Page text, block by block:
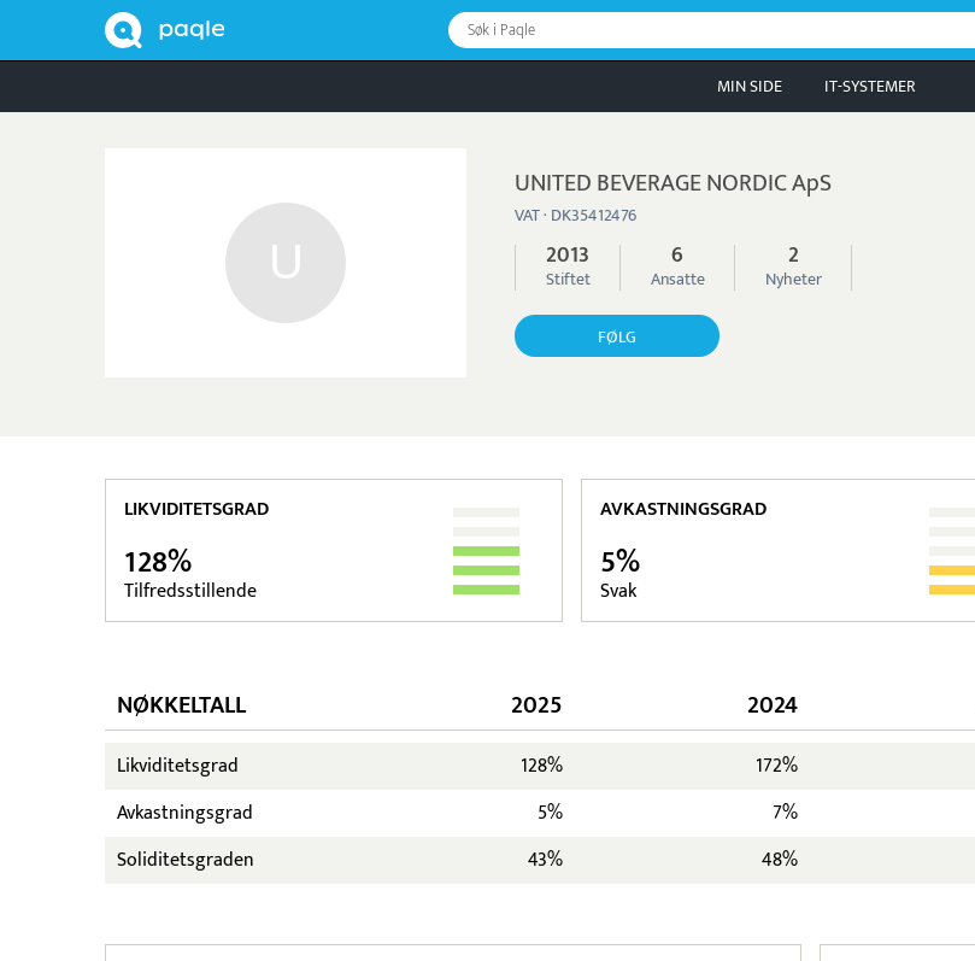
Søk i Paqle
MIN SIDE IT-SYSTEMER
UNITED BEVERAGE NORDIC ApS
VAT · DK35412476
2013
Stiftet
6
Ansatte
2
Nyheter
FØLG
LIKVIDITETSGRAD
128%
Tilfredsstillende
AVKASTNINGSGRAD
5%
Svak
NØKKELTALL 2025 2024
Likviditetsgrad 128% 172%
Avkastningsgrad
5% 7%
Soliditetsgraden
43% 48%